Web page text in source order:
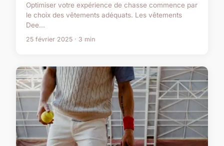
Optimiser votre expérience de chasse commence par
le choix des vêtements adéquats. Les vêtements
Dee...
25 février 2025 · 3 min